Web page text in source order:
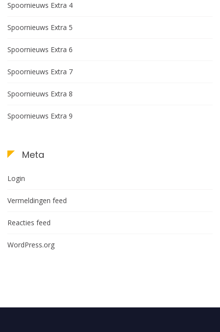
Spoornieuws Extra 4
Spoornieuws Extra 5
Spoornieuws Extra 6
Spoornieuws Extra 7
Spoornieuws Extra 8
Spoornieuws Extra 9
Meta
Login
Vermeldingen feed
Reacties feed
WordPress.org